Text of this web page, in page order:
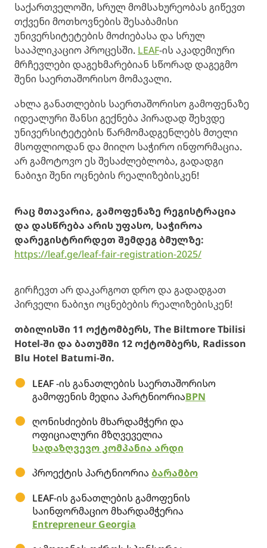
საქართველოში, სრულ მომსახურეობას გიწევთ
თქვენი მოთხოვნების შესაბამისი
უნივერსიტეტების მოძიებასა და სრულ
სააპლიკაციო პროცესში. LEAF-ის აკადემიური
მრჩევლები დაგეხმარებიან სწორად დაგეგმო
შენი საერთაშორისო მომავალი.
ახლა განათლების საერთაშორისო გამოფენაზე
იდეალური შანსი გექნება პირადად შეხვდე
უნივერსიტეტების წარმომადგენლებს მთელი
მსოფლიოდან და მიიღო საჭირო ინფორმაცია.
არ გამოტოვო ეს შესაძლებლობა, გადადგი
ნაბიჯი შენი ოცნების რეალიზებისკენ!
რაც მთავარია, გამოფენაზე რეგისტრაცია
და დასწრება არის უფასო, საჭიროა
დარეგისტრირდეთ შემდეგ ბმულზე:
https://leaf.ge/leaf-fair-registration-2025/
გირჩევთ არ დაკარგოთ დრო და გადადგათ
პირველი ნაბიჯი ოცნებების რეალიზებისკენ!
თბილისში 11 ოქტომბერს, The Biltmore Tbilisi
Hotel-ში და ბათუმში 12 ოქტომბერს, Radisson
Blu Hotel Batumi-ში.
LEAF -ის განათლების საერთაშორისო
გამოფენის მედია პარტნიორიაBPN
ღონისძიების მხარდამჭერი და
ოფიციალური მზღვეველია
სადაზღვევო კომპანია არდი
პროექტის პარტნიორია ბარამბო
LEAF-ის განათლების გამოფენის
საინფორმაციო მხარდამჭერია
Entrepreneur Georgia